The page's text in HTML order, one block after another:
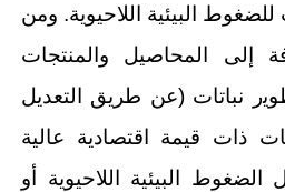
للضغوط البيئية اللاحيوية. ومن
إلى المحاصيل والمنتجات
نباتات (عن طريق التعديل
ذات قيمة اقتصادية عالية
البيئية اللاحيوية أو